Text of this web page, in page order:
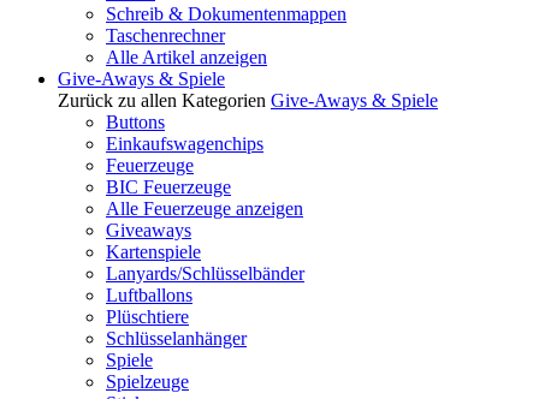
Schreib & Dokumentenmappen
Taschenrechner
Alle Artikel anzeigen
Give-Aways & Spiele
Zurück zu allen Kategorien Give-Aways & Spiele
Buttons
Einkaufswagenchips
Feuerzeuge
BIC Feuerzeuge
Alle Feuerzeuge anzeigen
Giveaways
Kartenspiele
Lanyards/Schlüsselbänder
Luftballons
Plüschtiere
Schlüsselanhänger
Spiele
Spielzeuge